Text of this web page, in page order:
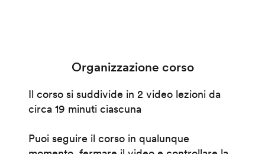
Organizzazione corso
Il corso si suddivide in 2 video lezioni da
circa 19 minuti ciascuna
Puoi seguire il corso in qualunque